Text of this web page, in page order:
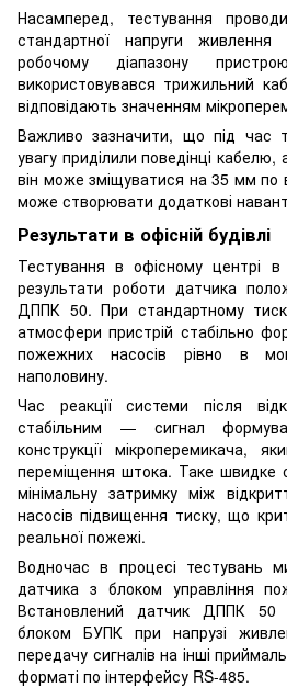
Насамперед, тестування
стандартної напруги
робочому діапазону
використовувався трижильний
відповідають значенням
Важливо зазначити, що під час
увагу приділили поведінці кабелю,
він може зміщуватися на 35 мм по
може створювати додаткові
Результати в офісній будівлі
Тестування в офісному центрі в
результати роботи датчика
ДППК 50. При стандартному
атмосфери пристрій стабільно
пожежних насосів рівно в
наполовину.
Час реакції системи після
стабільним — сигнал
конструкції мікроперемикача,
переміщення штока. Таке швидке
мінімальну затримку між
насосів підвищення тиску, що
реальної пожежі.
Водночас в процесі тестувань
датчика з блоком управління
Встановлений датчик ДППК 50
блоком БУПК при напрузі
передачу сигналів на інші
форматі по інтерфейсу RS-485.